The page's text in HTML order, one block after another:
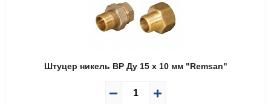
Штуцер никель ВР Ду 15 х 10 мм "Remsan"